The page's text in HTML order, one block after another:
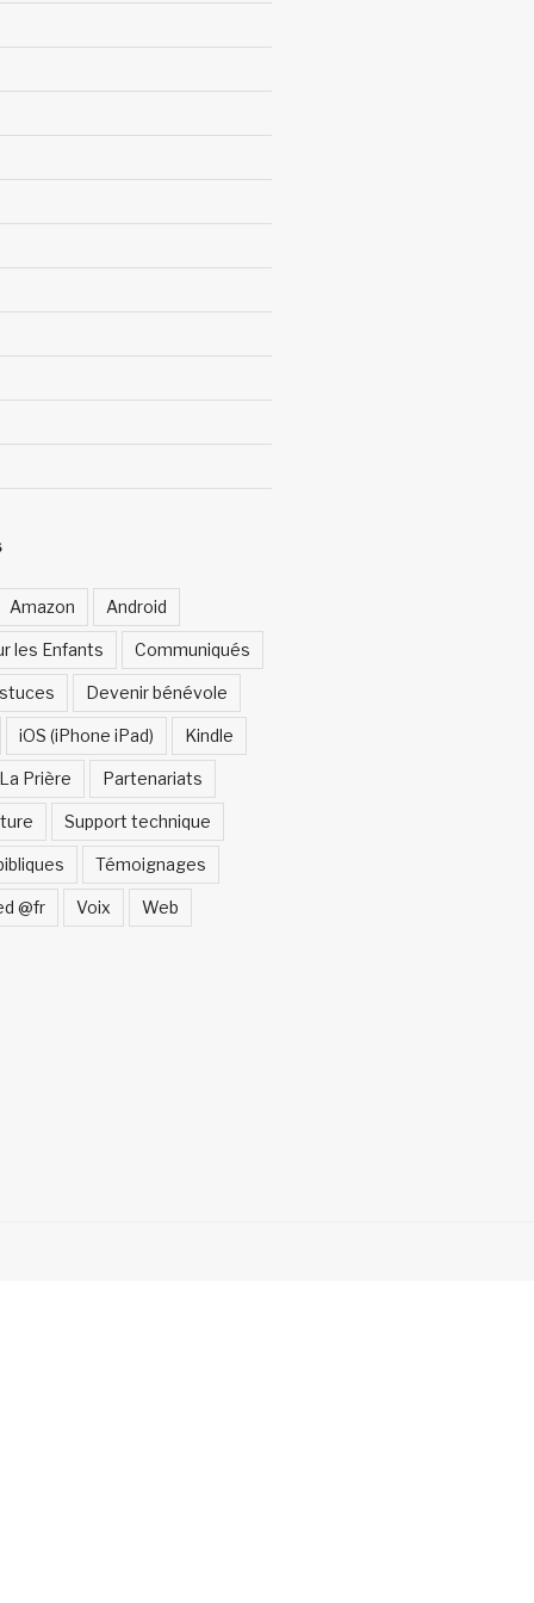
Amazon Android
les Enfants Communiqués
Devenir bénévole
iOS (iPhone iPad) Kindle
La Prière Partenariats
Support technique
Témoignages
@fr Voix Web